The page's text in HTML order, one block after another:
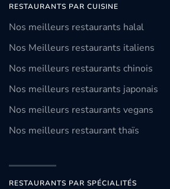
RESTAURANTS PAR CUISINE
Nos meilleurs restaurants halal
Nos Meilleurs restaurants italiens
Nos meilleurs restaurants chinois
Nos meilleurs restaurants japonais
Nos meilleurs restaurants vegans
Nos meilleurs restaurant thaïs
RESTAURANTS PAR SPÉCIALITÉS